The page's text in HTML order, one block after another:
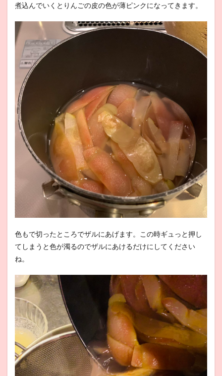
煮込んでいくとりんごの皮の色が薄ピンクになってきます。
色もで切ったところでザルにあげます。この時ギュっと押し
てしまうと色が濁るのでザルにあけるだけにしてください
ね。